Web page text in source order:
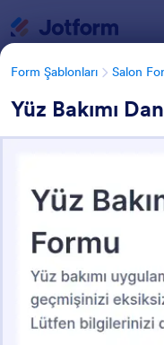
Form Şablonları Salon
Yüz Bakımı
Form Şablonları Salon
Spa Formları
Form Şablonu